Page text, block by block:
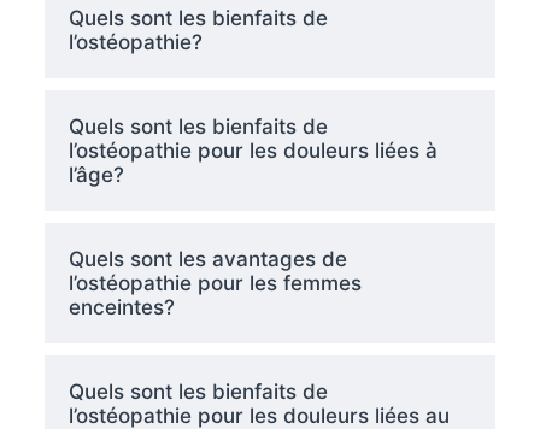
Quels sont les bienfaits de
l’ostéopathie?
Quels sont les bienfaits de
l’ostéopathie pour les douleurs liées à
l’âge?
Quels sont les avantages de
l’ostéopathie pour les femmes
enceintes?
Quels sont les bienfaits de
l’ostéopathie pour les douleurs liées au